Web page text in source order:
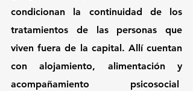
condicionan la continuidad de los
tratamientos de las personas que
viven fuera de la capital. Allí cuentan
con alojamiento, alimentación y
acompañamiento psicosocial